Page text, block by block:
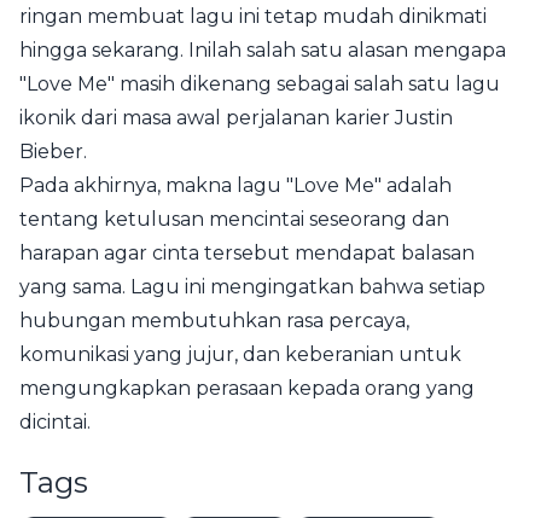
ringan membuat lagu ini tetap mudah dinikmati
hingga sekarang. Inilah salah satu alasan mengapa
"Love Me" masih dikenang sebagai salah satu lagu
ikonik dari masa awal perjalanan karier Justin
Bieber.
Pada akhirnya, makna lagu "Love Me" adalah
tentang ketulusan mencintai seseorang dan
harapan agar cinta tersebut mendapat balasan
yang sama. Lagu ini mengingatkan bahwa setiap
hubungan membutuhkan rasa percaya,
komunikasi yang jujur, dan keberanian untuk
mengungkapkan perasaan kepada orang yang
dicintai.
Tags